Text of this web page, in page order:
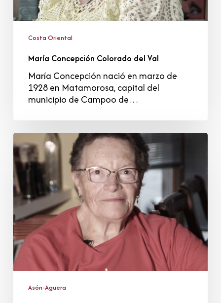
Costa Oriental
María Concepción Colorado del Val
María Concepción nació en marzo de
1928 en Matamorosa, capital del
municipio de Campoo de…
Rosario
Ortiz
Cano
Asón-Agüera